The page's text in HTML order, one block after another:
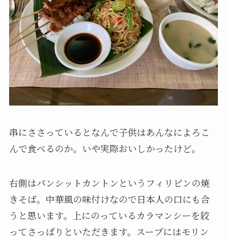
串にささっているとなんで子供はあんなによろこ
んで食べるのか。いや実際おいしかったけど。
右側はパンシットカントンというフィリピンの焼
きそば。中華風の味付けなので日本人の口にも合
うと思います。上にのっているカラマンシーを絞
ってさっぱりといただきます。スープにはモリン